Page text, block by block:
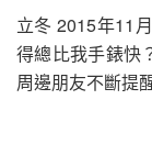
立冬 2015年11
得總比我手錶快
周邊朋友不斷提